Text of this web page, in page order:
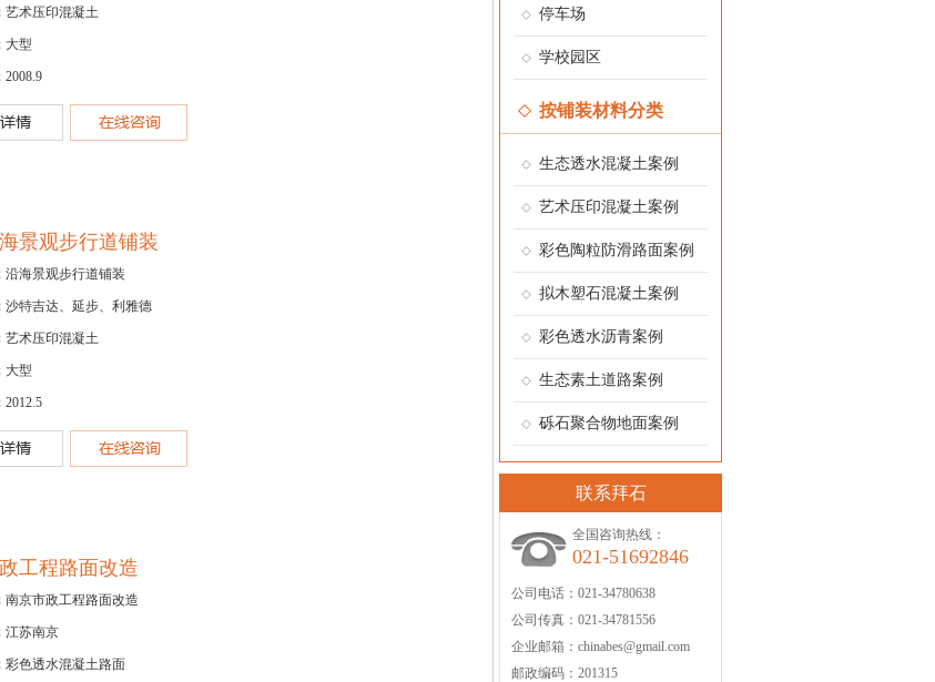
艺术压印混凝土
大型
2008.9
景观步行道铺装
沿海景观步行道铺装
沙特吉达、延步、利雅德
艺术压印混凝土
大型
2012.5
工程路面改造
南京市政工程路面改造
江苏南京
彩色透水混凝土路面
停车场
学校园区
按铺装材料分类
生态透水混凝土案例
艺术压印混凝土案例
彩色陶粒防滑路面案例
拟木塑石混凝土案例
彩色透水沥青案例
生态素土道路案例
砾石聚合物地面案例
联系拜石
全国咨询热线：
021-51692846
公司电话： 021-34780638
公司传真： 021-34781556
企业邮箱： chinabes@gmail.com
邮政编码： 201315